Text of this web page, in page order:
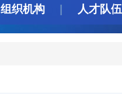
组织机构 人才队伍